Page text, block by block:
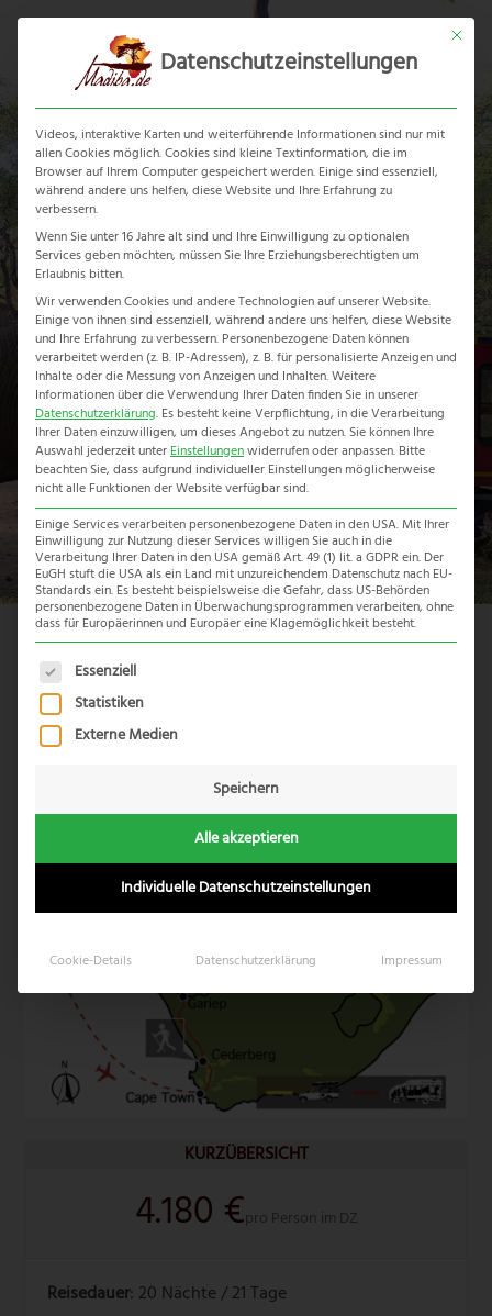
Skip
Grand Explorer
Home-Erlebnisreise-Grand Explorer
KURZÜBERSICHT
4.180 €pro Person im DZ
Reisedauer: 20 Nächte / 21 Tage
Mit
Datenschutzeinstellungen
Videos, interaktive Karten und weiterführende Informationen sind nur mit
allen Cookies möglich. Cookies sind kleine Textinformation, die im
Browser auf Ihrem Computer gespeichert werden. Einige sind essenziell,
während andere uns helfen, diese Website und Ihre Erfahrung zu
verbessern.
Wenn Sie unter 16 Jahre alt sind und Ihre Einwilligung zu optionalen
Services geben möchten, müssen Sie Ihre Erziehungsberechtigten um
Erlaubnis bitten.
Wir verwenden Cookies und andere Technologien auf unserer Website.
Einige von ihnen sind essenziell, während andere uns helfen, diese Website
und Ihre Erfahrung zu verbessern. Personenbezogene Daten können
verarbeitet werden (z. B. IP-Adressen), z. B. für personalisierte Anzeigen und
Inhalte oder die Messung von Anzeigen und Inhalten.Weitere
Informationen über die Verwendung Ihrer Daten finden Sie in unserer
Datenschutzerklärung. Es besteht keine Verpflichtung, in die Verarbeitung
Ihrer Daten einzuwilligen, um dieses Angebot zu nutzen. Sie können Ihre
Auswahl jederzeit unterEinstellungenwiderrufen oder anpassen. Bitte
beachten Sie, dass aufgrund individueller Einstellungen möglicherweise
nicht alle Funktionen der Website verfügbar sind.
Einige Services verarbeiten personenbezogene Daten in den USA. Mit Ihrer
Einwilligung zur Nutzung dieser Services willigen Sie auch in die
Verarbeitung Ihrer Daten in den USA gemäß Art. 49 (1) lit. a GDPR ein. Der
EuGH stuft die USA als ein Land mit unzureichendem Datenschutz nach EU-
Standards ein. Es besteht beispielsweise die Gefahr, dass US-Behörden
personenbezogene Daten in Überwachungsprogrammen verarbeiten, ohne
dass für Europäerinnen und Europäer eine Klagemöglichkeit besteht.
Es folgt eine Liste der Service-Gruppen, für die eine
Essenziell
Statistiken
Externe Medien
Speichern
Alle akzeptieren
Individuelle Datenschutzeinstellungen
Cookie-Details Datenschutzerklärung Impressum